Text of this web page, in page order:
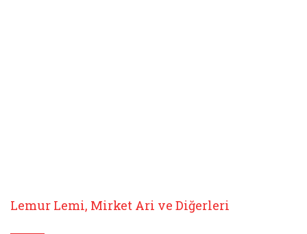
Lemur Lemi, Mirket Ari ve Diğerleri